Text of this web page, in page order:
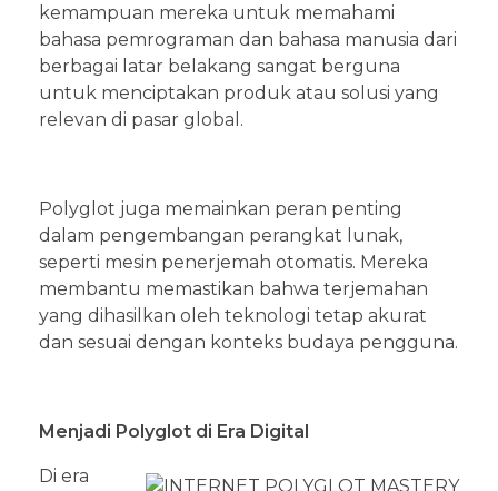
kemampuan mereka untuk memahami
bahasa pemrograman dan bahasa manusia dari
berbagai latar belakang sangat berguna
untuk menciptakan produk atau solusi yang
relevan di pasar global.
Polyglot juga memainkan peran penting
dalam pengembangan perangkat lunak,
seperti mesin penerjemah otomatis. Mereka
membantu memastikan bahwa terjemahan
yang dihasilkan oleh teknologi tetap akurat
dan sesuai dengan konteks budaya pengguna.
Menjadi Polyglot di Era Digital
Di era